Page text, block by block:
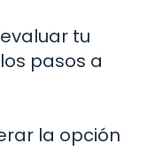
tu
pasos a
la opción